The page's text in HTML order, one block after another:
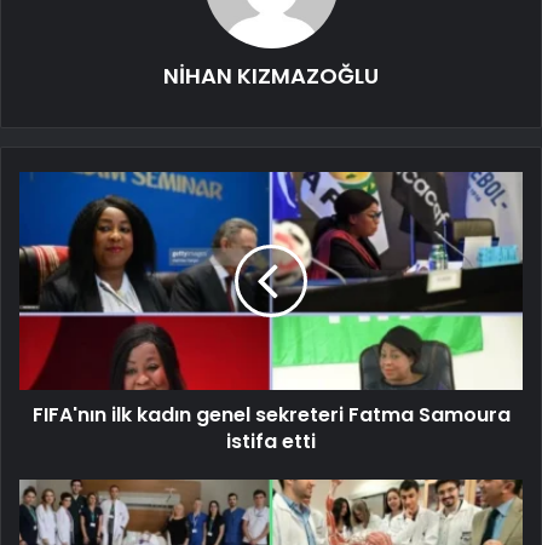
NİHAN KIZMAZOĞLU
FIFA'nın ilk kadın genel sekreteri Fatma Samoura
istifa etti